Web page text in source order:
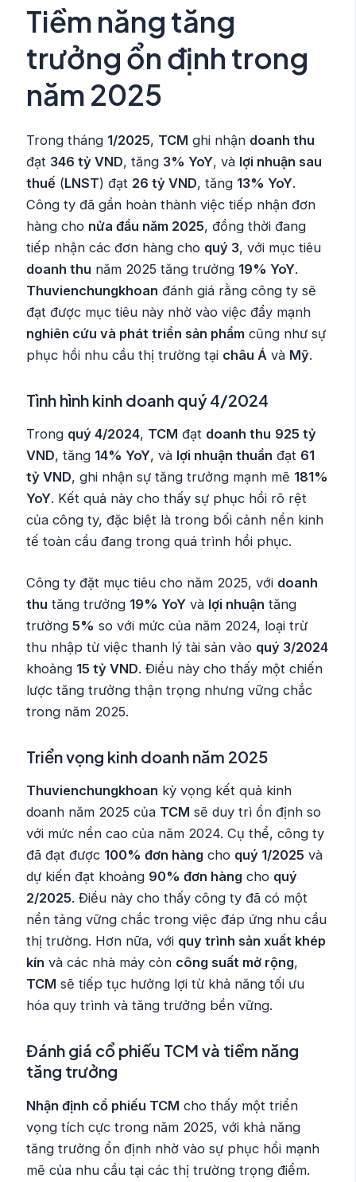
Tiềm năng tăng
trưởng ổn định trong
năm 2025
Trong tháng 1/2025, TCM ghi nhận doanh thu
đạt 346 tỷ VND, tăng 3% YoY, và lợi nhuận sau
thuế (LNST) đạt 26 tỷ VND, tăng 13% YoY.
Công ty đã gần hoàn thành việc tiếp nhận đơn
hàng cho nửa đầu năm 2025, đồng thời đang
tiếp nhận các đơn hàng cho quý 3, với mục tiêu
doanh thu năm 2025 tăng trưởng 19% YoY.
Thuvienchungkhoan đánh giá rằng công ty sẽ
đạt được mục tiêu này nhờ vào việc đẩy mạnh
nghiên cứu và phát triển sản phẩm cũng như sự
phục hồi nhu cầu thị trường tại châu Á và Mỹ.
Tình hình kinh doanh quý 4/2024
Trong quý 4/2024, TCM đạt doanh thu 925 tỷ
VND, tăng 14% YoY, và lợi nhuận thuần đạt 61
tỷ VND, ghi nhận sự tăng trưởng mạnh mẽ 181%
YoY. Kết quả này cho thấy sự phục hồi rõ rệt
của công ty, đặc biệt là trong bối cảnh nền kinh
tế toàn cầu đang trong quá trình hồi phục.
Công ty đặt mục tiêu cho năm 2025, với doanh
thu tăng trưởng 19% YoY và lợi nhuận tăng
trưởng5% so với mức của năm 2024, loại trừ
thu nhập từ việc thanh lý tài sản vào quý 3/2024
khoảng 15 tỷ VND. Điều này cho thấy một chiến
lược tăng trưởng thận trọng nhưng vững chắc
trong năm 2025.
Triển vọng kinh doanh năm 2025
Thuvienchungkhoan kỳ vọng kết quả kinh
doanh năm 2025 của TCM sẽ duy trì ổn định so
với mức nền cao của năm 2024. Cụ thể, công ty
đã đạt được 100% đơn hàng cho quý 1/2025 và
dự kiến đạt khoảng 90% đơn hàng cho quý
2/2025. Điều này cho thấy công ty đã có một
nền tảng vững chắc trong việc đáp ứng nhu cầu
thị trường. Hơn nữa, với quy trình sản xuất khép
kín và các nhà máy còn công suất mở rộng,
TCM sẽ tiếp tục hưởng lợi từ khả năng tối ưu
hóa quy trình và tăng trưởng bền vững.
Đánh giá cổ phiếu TCM và tiềm năng
tăng trưởng
Nhận định cổ phiếu TCM cho thấy một triển
vọng tích cực trong năm 2025, với khả năng
tăng trưởng ổn định nhờ vào sự phục hồi mạnh
mẽ của nhu cầu tại các thị trường trọng điểm.